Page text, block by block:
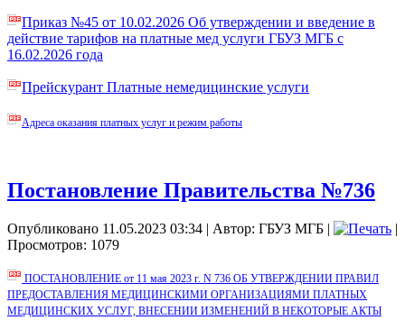
Приказ №45 от 10.02.2026 Об утверждении и введение в
действие тарифов на платные мед услуги ГБУЗ МГБ с
16.02.2026 года
Прейскурант Платные немедицинские услуги
Адреса оказания платных услуг и режим работы
Постановление Правительства №736
Опубликовано 11.05.2023 03:34 | Автор: ГБУЗ МГБ |
|
Просмотров: 1079
ПОСТАНОВЛЕНИЕ от 11 мая 2023 г. N 736 ОБ УТВЕРЖДЕНИИ ПРАВИЛ
ПРЕДОСТАВЛЕНИЯ МЕДИЦИНСКИМИ ОРГАНИЗАЦИЯМИ ПЛАТНЫХ
МЕДИЦИНСКИХ УСЛУГ, ВНЕСЕНИИ ИЗМЕНЕНИЙ В НЕКОТОРЫЕ АКТЫ